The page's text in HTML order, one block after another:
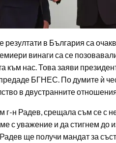
резултати в България са
винаги са се
към нас. Това заяви
БГНЕС. По думите ѝ
в двустранните
г-н Радев, срещала съм се с
с уважение и да стигнем до
ще получи мандат за